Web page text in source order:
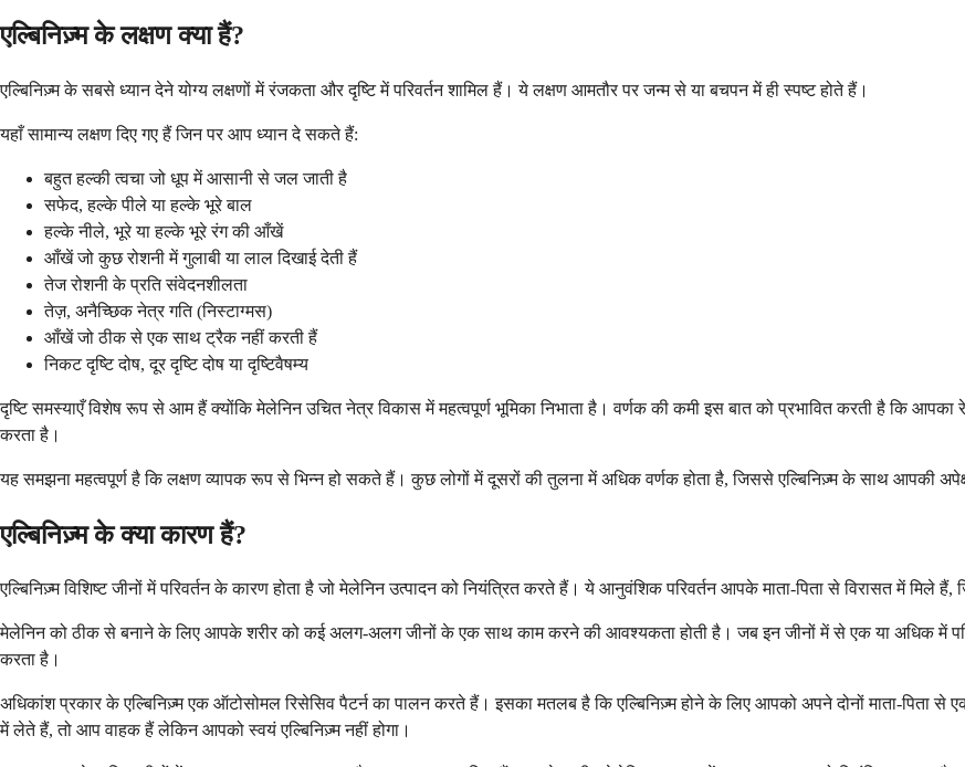
एल्बिनिज़्म के लक्षण क्या हैं?
एल्बिनिज़्म के सबसे ध्यान देने योग्य लक्षणों में रंजकता और दृष्टि में परिवर्तन शामिल हैं। ये लक्षण आमतौर पर जन्म से या बचपन में ही स्पष्ट होते हैं।
यहाँ सामान्य लक्षण दिए गए हैं जिन पर आप ध्यान दे सकते हैं:
बहुत हल्की त्वचा जो धूप में आसानी से जल जाती है
सफेद, हल्के पीले या हल्के भूरे बाल
हल्के नीले, भूरे या हल्के भूरे रंग की आँखें
आँखें जो कुछ रोशनी में गुलाबी या लाल दिखाई देती हैं
तेज रोशनी के प्रति संवेदनशीलता
तेज़, अनैच्छिक नेत्र गति (निस्टाग्मस)
आँखें जो ठीक से एक साथ ट्रैक नहीं करती हैं
निकट दृष्टि दोष, दूर दृष्टि दोष या दृष्टिवैषम्य
दृष्टि समस्याएँ विशेष रूप से आम हैं क्योंकि मेलेनिन उचित नेत्र विकास में महत्वपूर्ण भूमिका निभाता है। वर्णक की कमी इस बात को प्रभावित करती है कि
करता है।
यह समझना महत्वपूर्ण है कि लक्षण व्यापक रूप से भिन्न हो सकते हैं। कुछ लोगों में दूसरों की तुलना में अधिक वर्णक होता है, जिससे एल्बिनिज़्म के साथ आपकी
एल्बिनिज़्म के क्या कारण हैं?
एल्बिनिज़्म विशिष्ट जीनों में परिवर्तन के कारण होता है जो मेलेनिन उत्पादन को नियंत्रित करते हैं। ये आनुवंशिक परिवर्तन आपके माता-पिता से विरासत में मिले
मेलेनिन को ठीक से बनाने के लिए आपके शरीर को कई अलग-अलग जीनों के एक साथ काम करने की आवश्यकता होती है। जब इन जीनों में से एक या अधिक में
करता है।
अधिकांश प्रकार के एल्बिनिज़्म एक ऑटोसोमल रिसेसिव पैटर्न का पालन करते हैं। इसका मतलब है कि एल्बिनिज़्म होने के लिए आपको अपने दोनों माता-पिता
में लेते हैं, तो आप वाहक हैं लेकिन आपको स्वयं एल्बिनिज़्म नहीं होगा।